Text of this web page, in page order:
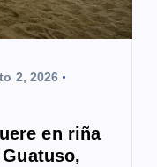
2, 2026
en riña